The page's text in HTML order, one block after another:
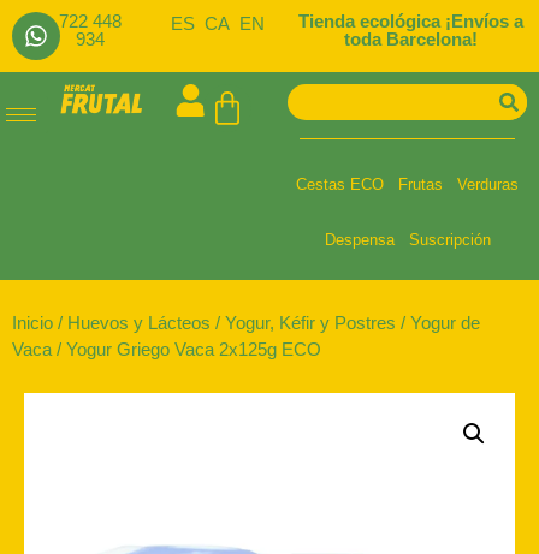
722 448
934
Tienda ecológica ¡Envíos a
toda Barcelona!
ES CA EN
Cestas ECO Frutas Verduras
Despensa Suscripción
Inicio / Huevos y Lácteos / Yogur, Kéfir y Postres / Yogur de
Vaca / Yogur Griego Vaca 2x125g ECO